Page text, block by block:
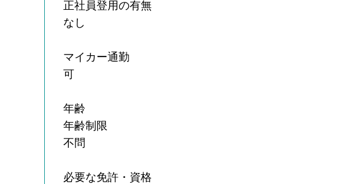
正社員登用の有無
なし
マイカー通勤
可
年齢
年齢制限
不問
必要な免許・資格